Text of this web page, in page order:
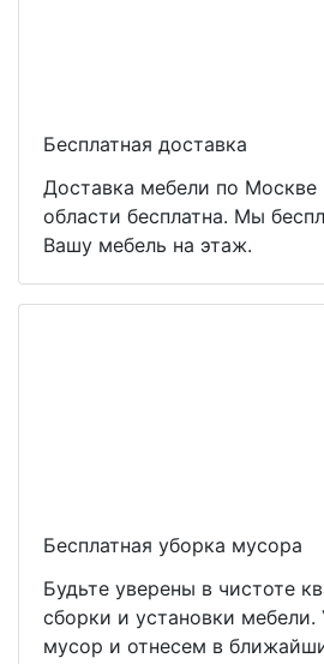
Бесплатная доставка
Доставка мебели по
области бесплатна. Мы
Вашу мебель на этаж.
Бесплатная уборка мусора
Будьте уверены в чистоте
сборки и установки мебели.
мусор и отнесем в